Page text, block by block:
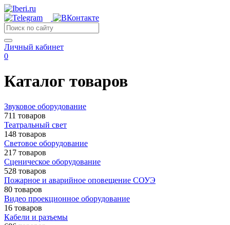
Личный кабинет
0
Каталог товаров
Звуковое оборудование
711 товаров
Театральный свет
148 товаров
Световое оборудование
217 товаров
Сценическое оборудование
528 товаров
Пожарное и аварийное оповещение СОУЭ
80 товаров
Видео проекционное оборудование
16 товаров
Кабели и разъемы